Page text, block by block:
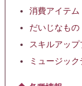
消費アイテム
だいじなもの
スキルアップ
ミュージック